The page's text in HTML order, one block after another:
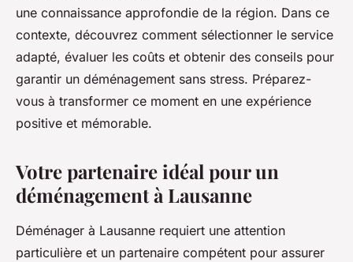
une connaissance approfondie de la région. Dans ce
contexte, découvrez comment sélectionner le service
adapté, évaluer les coûts et obtenir des conseils pour
garantir un déménagement sans stress. Préparez-
vous à transformer ce moment en une expérience
positive et mémorable.
Votre partenaire idéal pour un
déménagement à Lausanne
Déménager à Lausanne requiert une attention
particulière et un partenaire compétent pour assurer